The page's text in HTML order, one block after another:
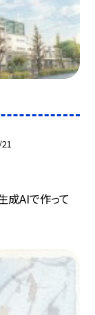
成AIで作って